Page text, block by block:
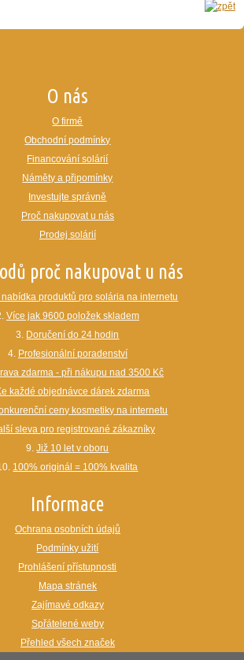
O nás
O firmě
Obchodní podmínky
Financování solárií
Náměty a připomínky
Investujte správně
Proč nakupovat u nás
Prodej solárií
proč nakupovat u nás
nabídka produktů pro solária na internetu
Více jak 9600 položek skladem
3. Doručení do 24 hodin
4. Profesionální poradenství
zdarma - při nákupu nad 3500 Kč
každé objednávce dárek zdarma
ceny kosmetiky na internetu
sleva pro registrované zákazníky
9.Již 10 let v oboru
100% originál = 100% kvalita
Informace
Ochrana osobních údajů
Podmínky užití
Prohlášení přístupnosti
Mapa stránek
Zajímavé odkazy
Spřátelené weby
Přehled všech značek